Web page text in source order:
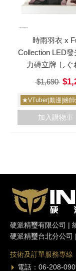
時雨羽衣 x
Collection LED
力磚立牌 しぐ
$1,690
★VTuber|動漫|繪師
加入購物車
硬派精璽有限公司 |
硬派精璽台北分公司
技術及訂單服務專線
電話：06-208-